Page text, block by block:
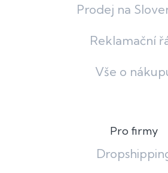
Prodej na
Reklamační
Vše o
Pro firmy